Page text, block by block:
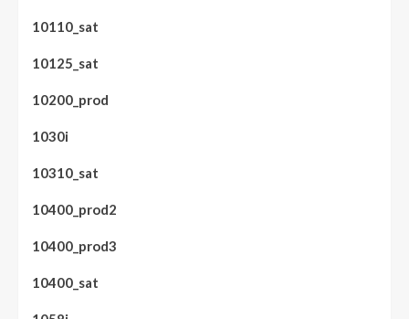
10110_sat
10125_sat
10200_prod
1030i
10310_sat
10400_prod2
10400_prod3
10400_sat